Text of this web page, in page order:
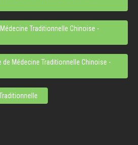
Traditionnelle Chinoise -
Médecine Traditionnelle Chinoise -